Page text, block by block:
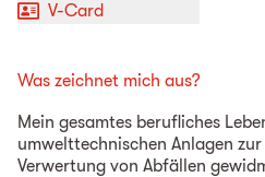
V-Card
Was zeichnet mich aus?
Mein gesamtes berufliches
umwelttechnischen Anlagen
Verwertung von Abfällen